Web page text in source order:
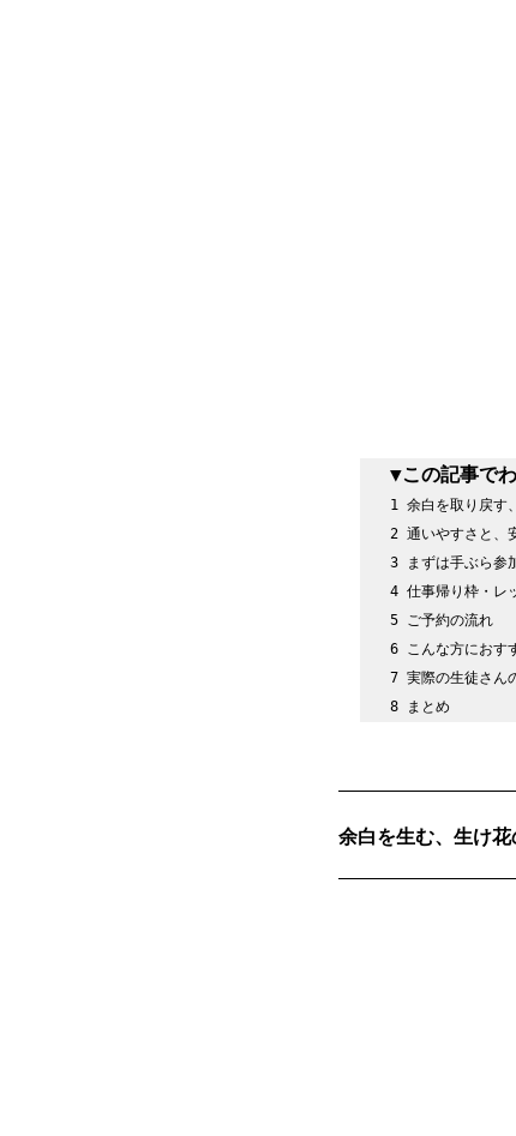
1 余白を取り戻す
2 通いやすさと、
3
まずは手ぶら参
4 仕事帰り枠・レ
5 ご予約の流れ
6 こんな方におす
7 実際の生徒さん
8
まとめ
余白を生む、生け